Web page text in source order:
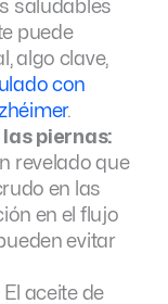
saludables
puede
algo clave,
con
.
piernas:
revelado que
en las
en el flujo
evitar
El aceite de